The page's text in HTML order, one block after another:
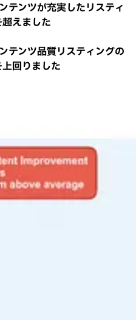
テンツが充実したリスティ
えました
テンツ品質リスティングの
回りました